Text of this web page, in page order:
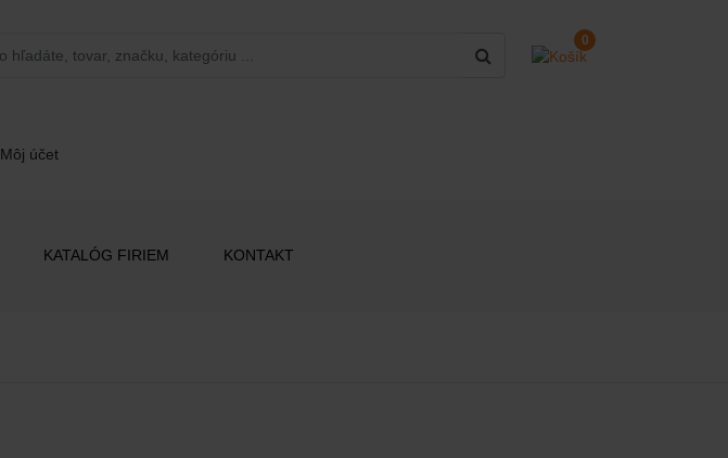
0
Môj účet
KATALÓG FIRIEM KONTAKT